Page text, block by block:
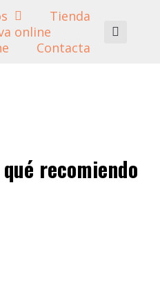
Tienda
Contacta
recomiendo